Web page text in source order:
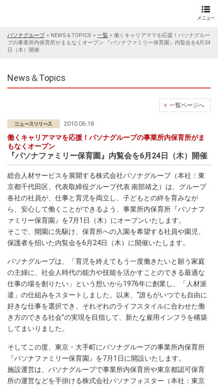
パソナグループ> NEWS＆TOPICS > 一覧 > 働くキャリアママを応援！パソナグルー
プの事業所内保育所がまもなくオープン 『パソナファミリー保育園』内覧会を6月24
日（木）開催
News＆Topics
一覧ページへ
2010.06.18
働くキャリアママを応援！パソナグループの事業所内保育所がま
もなくオープン
『パソナファミリー保育園』内覧会を6月24日（木）開催
総合人材サービスを展開する株式会社パソナグループ（本社：東
京都千代田区、代表取締役グループ代表 南部靖之）は、グループ
各社の社員が、仕事と育児を両立し、子どもとの絆を育みなが
ら、安心して働くことができるよう、事業所内保育所『パソナフ
ァミリー保育園』を7月1日（木）にオープンいたします。
そこで、開園に先駆け、保育所への入園を希望する社員や園児、
保護者を招いた内覧会を6月24日（木）に開催いたします。
パソナグループは、「育児を終えてもう一度働きたいと願う家庭
の主婦に、社会人時代の能力や技能を活かすことのできる最適な
仕事の場を創りたい」という想いから1976年に創業し、「人材派
遣」の仕組みをスタートしました。以来、“誰もがいつでも自由に
好きな仕事を選択でき、それぞれのライフスタイルに合わせた働
き方のできる社会”の実現を目指して、新たな雇用インフラを構築
してまいりました。
そしてこの度、東京・大手町にパソナグループの事業所内保育所
『パソナファミリー保育園』を7月1日に開設いたします。
施設運営は、パソナグループで事業所内保育所や東京都認可保育
所の運営などを手掛ける株式会社パソナフォスター（本社：東京